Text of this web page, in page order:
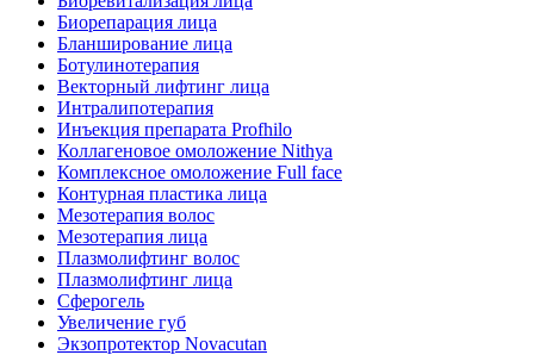
Биорепарация лица
Бланширование лица
Ботулинотерапия
Векторный лифтинг лица
Интралипотерапия
Инъекция препарата Profhilo
Коллагеновое омоложение Nithya
Комплексное омоложение Full face
Контурная пластика лица
Мезотерапия волос
Мезотерапия лица
Плазмолифтинг волос
Плазмолифтинг лица
Сферогель
Увеличение губ
Экзопротектор Novacutan